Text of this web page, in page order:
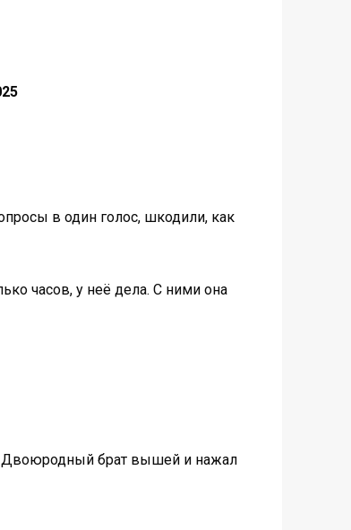
в один голос, шкодили, как
часов, у неё дела. С ними она
Двоюродный брат вышей и нажал